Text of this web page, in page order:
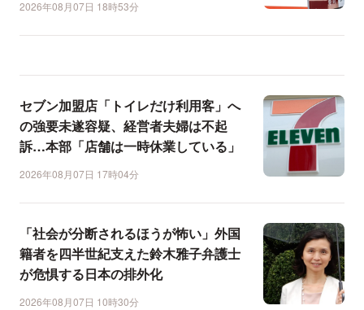
2026年08月07日 18時53分
セブン加盟店「トイレだけ利用客」へ
の強要未遂容疑、経営者夫婦は不起
訴…本部「店舗は一時休業している」
2026年08月07日 17時04分
「社会が分断されるほうが怖い」外国
籍者を四半世紀支えた鈴木雅子弁護士
が危惧する日本の排外化
2026年08月07日 10時30分